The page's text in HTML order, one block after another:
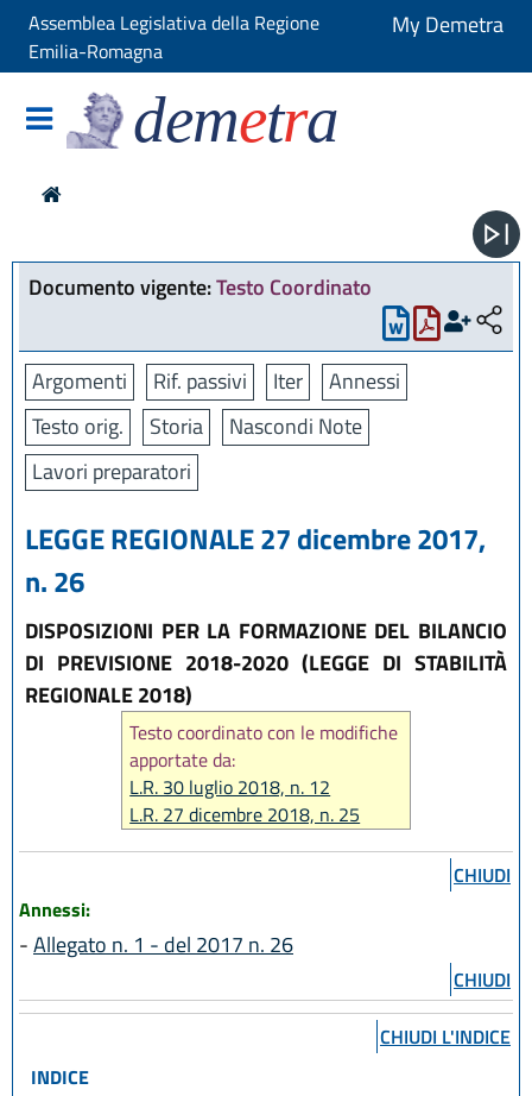
Assemblea Legislativa della Regione
Emilia-Romagna
My Demetra
demetra
Documento vigente:Testo Coordinato
Argomenti Rif. passivi Iter
Annessi
Testo orig.
Storia
Nascondi Note
Lavori preparatori
LEGGE REGIONALE 27 dicembre 2017,
n. 26
DISPOSIZIONI PER LA FORMAZIONE DEL BILANCIO
DI PREVISIONE 2018-2020 (LEGGE DI STABILITÀ
REGIONALE 2018)
Testo coordinato con le modifiche
apportate da:
L.R. 30 luglio 2018, n. 12
L.R. 27 dicembre 2018, n. 25
CHIUDI
Annessi:
-Allegato n. 1 - del 2017 n. 26
CHIUDI
CHIUDI L'INDICE
INDICE